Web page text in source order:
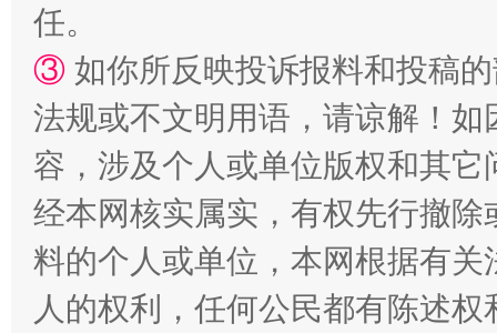
招工难、用工荒背后
任。
③ 如你所反映投诉报料和投稿
法规或不文明用语，请谅解！
容，涉及个人或单位版权和其它
经本网核实属实，有权先行撤
料的个人或单位，本网根据有
人的权利，任何公民都有陈述